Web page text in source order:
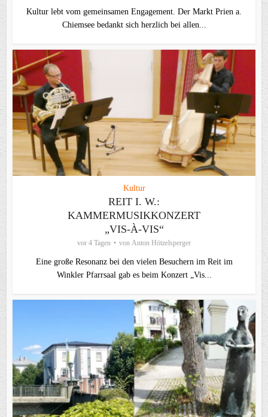
Kultur lebt vom gemeinsamen Engagement. Der Markt Prien a.
Chiemsee bedankt sich herzlich bei allen...
Kultur
REIT I. W.:
KAMMERMUSIKKONZERT
„VIS-À-VIS“
vor 4 Tagen von Anton Hötzelsperger
Eine große Resonanz bei den vielen Besuchern im Reit im
Winkler Pfarrsaal gab es beim Konzert „Vis...